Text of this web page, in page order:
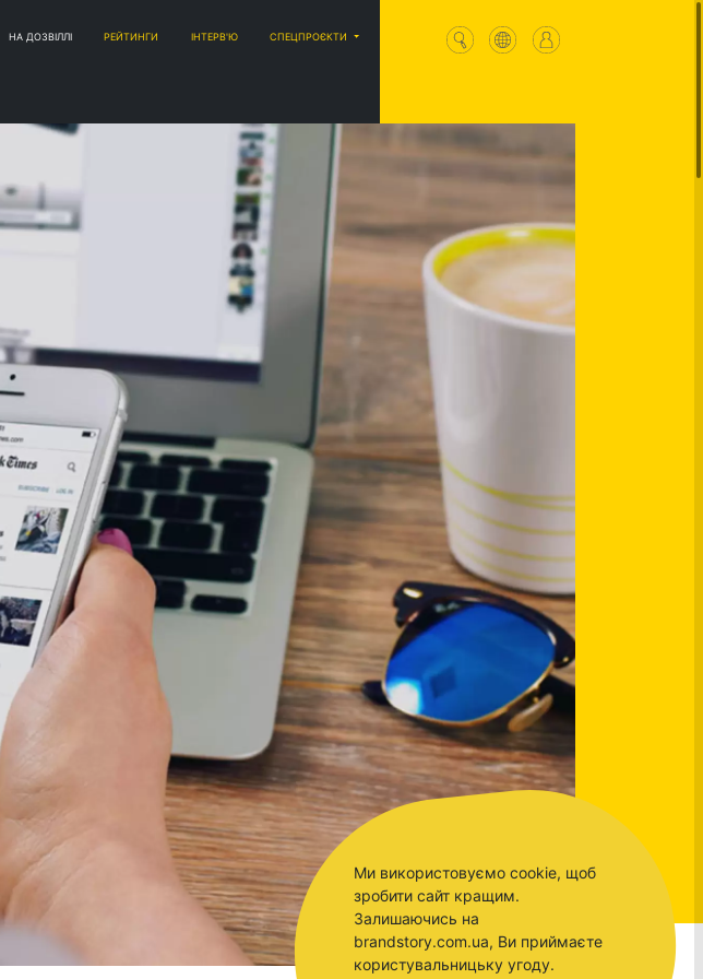
НА ДОЗВІЛЛІ РЕЙТИНГИ ІНТЕРВ'Ю СПЕЦПРОЄКТИ
Ми використовуємо cookie, щоб
зробити сайт кращим.
Залишаючись на
brandstory.com.ua, Ви приймаєте
користувальницьку угоду.